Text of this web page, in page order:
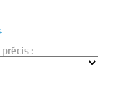
: